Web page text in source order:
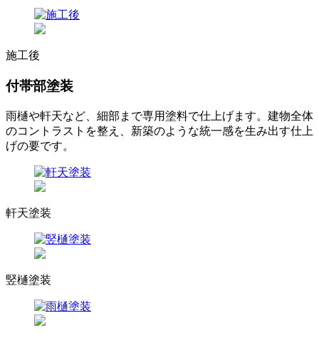
施工後
付帯部塗装
雨樋や軒天など、細部まで専用塗料で仕上げます。建物全体
のコントラストを整え、新築のような統一感を生み出す仕上
げの要です。
軒天塗装
竪樋塗装